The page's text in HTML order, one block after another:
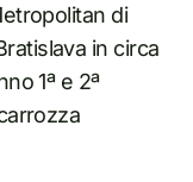
di
in circa
1ª e 2ª